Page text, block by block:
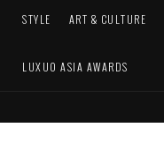
STYLE ART & CULTURE
LUXUO ASIA AWARDS